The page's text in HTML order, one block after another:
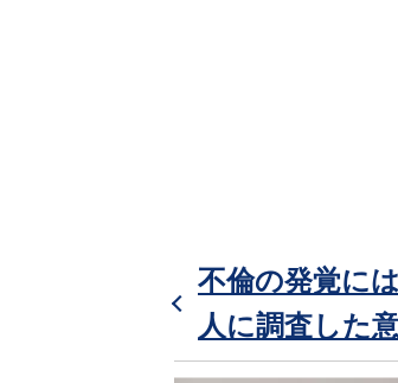
不倫の発覚に
人に調査した